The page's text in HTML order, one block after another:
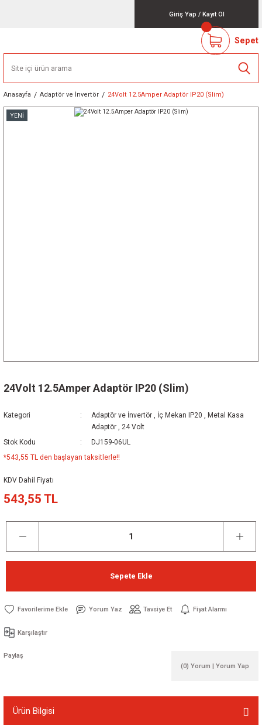
Giriş Yap / Kayıt Ol
Sepet
Anasayfa Adaptör ve İnvertör 24Volt 12.5Amper Adaptör IP20 (Slim)
YENİ
24Volt 12.5Amper Adaptör IP20 (Slim)
Kategori Adaptör ve İnvertör , İç Mekan IP20 , Metal Kasa
Adaptör , 24 Volt
Stok Kodu
DJ159-06UL
*543,55 TL den başlayan taksitlerle!!
KDV Dahil Fiyatı
543,55 TL
Sepete Ekle
Yorum Yaz Tavsiye Et Fiyat Alarmı
Karşılaştır
Paylaş
(0) Yorum | Yorum Yap
Ürün Bilgisi